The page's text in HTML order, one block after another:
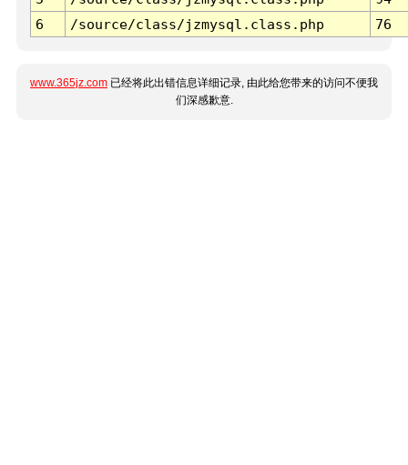
6
/source/class/jzmysql.class.php 76
www.365jz.com 已经将此出错信息详细记录, 由此给您带来的访问不便我
们深感歉意.